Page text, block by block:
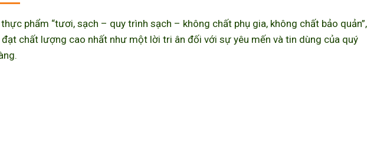
phẩm “tươi, sạch – quy trình sạch – không chất phụ gia, không chất bảo quản”,
chất lượng cao nhất như một lời tri ân đối với sự yêu mến và tin dùng của quý